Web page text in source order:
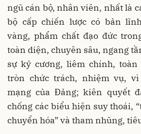
ngũ cán bộ, nhân viên, nhất là
bộ cấp chiến lược có bản
vàng, phẩm chất đạo đức
toàn diện, chuyên sâu, ngang
sự kỷ cương, liêm chính,
tròn chức trách, nhiệm vụ,
mạng của Đảng; kiên quyết
chống các biểu hiện suy thoái,
chuyển hóa” và tham nhũng,